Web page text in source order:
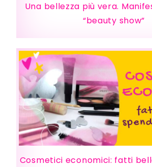
Una bellezza più vera.
“beauty show”
Cosmetici economici: fatti